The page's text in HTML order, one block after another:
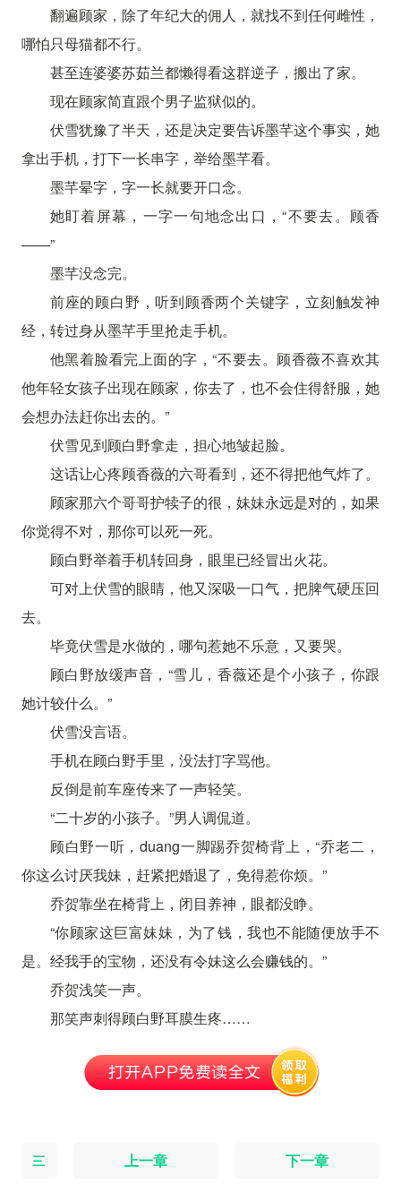
翻遍顾家，除了年纪大的佣人，就找不到任何雌性，
哪怕只母猫都不行。
甚至连婆婆苏茹兰都懒得看这群逆子，搬出了家。
现在顾家简直跟个男子监狱似的。
伏雪犹豫了半天，还是决定要告诉墨芊这个事实，她
拿出手机，打下一长串字，举给墨芊看。
墨芊晕字，字一长就要开口念。
她盯着屏幕，一字一句地念出口，“不要去。顾香
——”
墨芊没念完。
前座的顾白野，听到顾香两个关键字，立刻触发神
经，转过身从墨芊手里抢走手机。
他黑着脸看完上面的字，“不要去。顾香薇不喜欢其
他年轻女孩子出现在顾家，你去了，也不会住得舒服，她
会想办法赶你出去的。”
伏雪见到顾白野拿走，担心地皱起脸。
这话让心疼顾香薇的六哥看到，还不得把他气炸了。
顾家那六个哥哥护犊子的很，妹妹永远是对的，如果
你觉得不对，那你可以死一死。
顾白野举着手机转回身，眼里已经冒出火花。
可对上伏雪的眼睛，他又深吸一口气，把脾气硬压回
去。
毕竟伏雪是水做的，哪句惹她不乐意，又要哭。
顾白野放缓声音，“雪儿，香薇还是个小孩子，你跟
她计较什么。”
伏雪没言语。
手机在顾白野手里，没法打字骂他。
反倒是前车座传来了一声轻笑。
“二十岁的小孩子。”男人调侃道。
顾白野一听，duang一脚踢乔贺椅背上，“乔老二，
你这么讨厌我妹，赶紧把婚退了，免得惹你烦。”
乔贺靠坐在椅背上，闭目养神，眼都没睁。
“你顾家这巨富妹妹，为了钱，我也不能随便放手不
是。经我手的宝物，还没有令妹这么会赚钱的。”
乔贺浅笑一声。
那笑声刺得顾白野耳膜生疼……
上一章 下一章